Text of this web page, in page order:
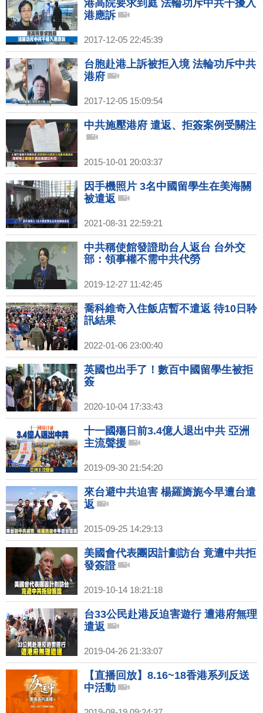
港高院要求到庭 法輪功斥中共干擾入
港應訴
2017-12-05 22:45:39
台胞赴港上訴被拒入境 法輪功斥中共
港府
2017-12-05 15:09:54
中共施壓港府 遣返、拒簽案例受關注
2015-10-01 20:03:37
因手機照片 3名中國留學生在美海關
被遣返
2021-08-31 22:59:21
中共稱使館發證助台人返台 台外交
部：領事權不需中共代勞
2019-12-27 11:42:45
喬科維奇入住飯店暫不遣返 待10日聆
訊結果
2022-01-06 23:00:40
英國也出手了！數百中國留學生被拒
簽
2020-10-04 17:33:43
十一國殤日前3.4億人退出中共 亞洲
主流聲援
2019-09-30 21:54:20
來台避中共迫害 楊羅旖旎今早遭台遣
返
2015-09-25 14:29:13
美國會代表團因計劃訪台 竟遭中共拒
發簽證
2019-10-14 18:21:18
台33公民赴港反迫害遊行 遭港府無理
遣返
2019-04-26 21:33:07
【直播回放】8.16~18香港系列反送
中活動